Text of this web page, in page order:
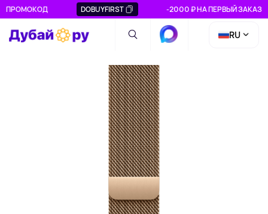
ПРОМОКОД DOBUYFIRST -2000 ₽ НА ПЕРВЫЙ ЗАКАЗ
RU